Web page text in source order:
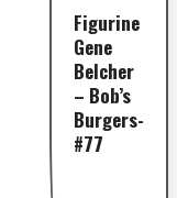
Figurine
Gene
Belcher
– Bob’s
Burgers-
#77